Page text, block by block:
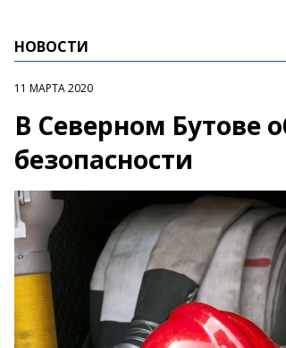
НОВОСТИ
11 МАРТА 2020
В Северном Бутове
безопасности